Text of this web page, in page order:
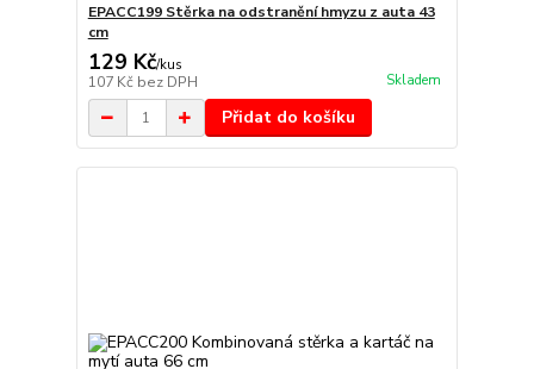
EPACC199 Stěrka na odstranění hmyzu z auta 43
cm
129 Kč/kus
107 Kč bez DPH Skladem
Přidat do košíku